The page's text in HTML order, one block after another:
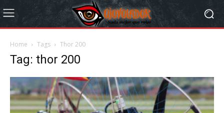
Home Tags Thor 200
Tag: thor 200